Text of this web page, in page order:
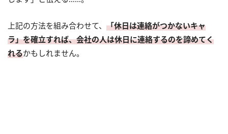
上記の方法を組み合わせて、 「休日は連絡がつかないキャ
ラ」を確立すれば、会社の人は休日に連絡するのを諦めてく
れるかもしれません。